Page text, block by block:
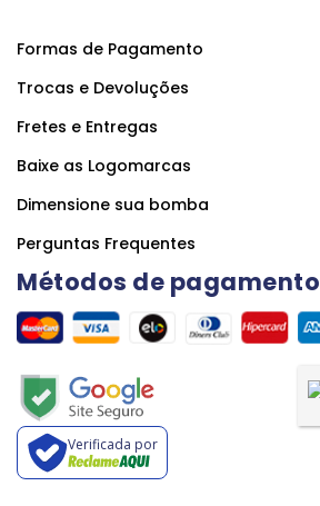
Formas de Pagamento
Trocas e Devoluções
Fretes e Entregas
Baixe as Logomarcas
Dimensione sua bomba
Perguntas Frequentes
Métodos de pagamento
Verificada por